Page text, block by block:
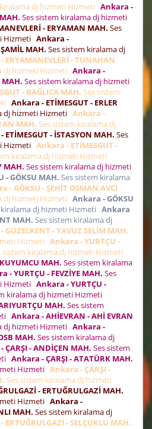
dj hizmeti Hizmeti Ankara -
Ses sistem kiralama dj hizmeti
- ERYAMAN MAH. Ses
Hizmeti Ankara -
ŞAMİL MAH. Ses sistem kiralama dj
ERYAMANEVLERİ - TUNAHAN
dj hizmeti Hizmeti Ankara -
MAH. Ses sistem kiralama dj hizmeti
- BAĞLICA MAH. Ses sistem
Ankara - ETİMESGUT - ERLER
dj hizmeti Hizmeti Ankara -
MAH. Ses sistem kiralama dj
- İSTASYON MAH. Ses
Hizmeti Ankara - ETİMESGUT -
kiralama dj hizmeti Hizmeti
MAH. Ses sistem kiralama dj hizmeti
- GÖKSU MAH. Ses sistem kiralama
- GÖKSU - ŞEHİT OSMAN AVCI
dj hizmeti Hizmeti Ankara - GÖKSU
dj hizmeti Hizmeti Ankara
MAH. Ses sistem kiralama dj
- YAVUZ SELİM MAH.
Hizmeti Ankara - YURTÇU -
sistem kiralama dj hizmeti Hizmeti
MAH. Ses sistem kiralama
- YURTÇU - FEVZİYE MAH. Ses
Hizmeti Ankara - YURTÇU -
kiralama dj hizmeti Hizmeti
MAH. Ses sistem
Ankara - AHİEVRAN - AHİ EVRAN
dj hizmeti Hizmeti Ankara -
MAH. Ses sistem kiralama dj
ÇARŞI - ANDİÇEN MAH. Ses sistem
Ankara - ÇARŞI - ATATÜRK MAH.
Hizmeti Ankara - ÇARŞI -
Ses sistem kiralama dj hizmeti
- ERTUĞRULGAZİ MAH.
Hizmeti Ankara -
MAH. Ses sistem kiralama dj
- SELÇUKLU MAH.